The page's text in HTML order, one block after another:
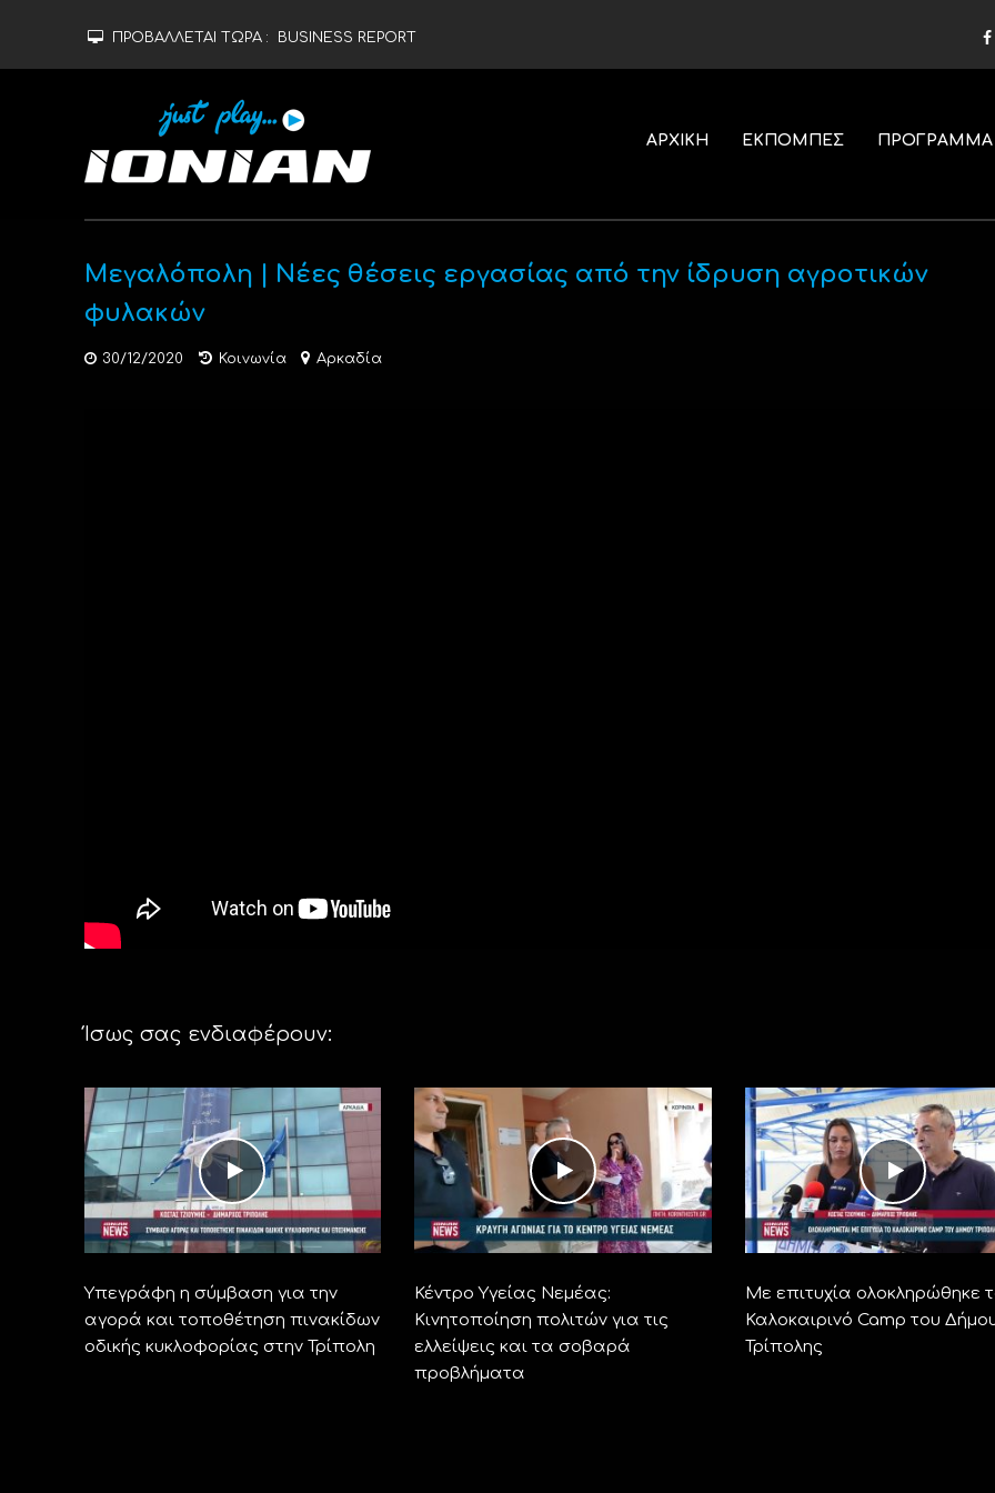
ΠΡΟΒΑΛΛΕΤΑΙ ΤΩΡΑ : BUSINESS REPORT
ΑΡΧΙΚΗ ΕΚΠΟΜΠΕΣ ΠΡΟΓΡΑΜΜΑ
Μεγαλόπολη | Νέες θέσεις εργασίας από την ίδρυση αγροτικών
φυλακών
30/12/2020 Κοινωνία Αρκαδία
Ίσως σας ενδιαφέρουν:
Υπεγράφη η σύμβαση για την
αγορά και τοποθέτηση πινακίδων
οδικής κυκλοφορίας στην Τρίπολη
Κέντρο Υγείας Νεμέας:
Κινητοποίηση πολιτών για τις
ελλείψεις και τα σοβαρά
προβλήματα
Με επιτυχία ολοκληρώθηκε
Καλοκαιρινό Camp του
Τρίπολης